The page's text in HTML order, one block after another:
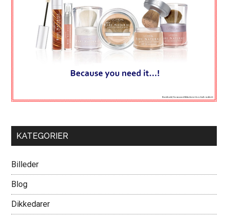
KATEGORIER
Billeder
Blog
Dikkedarer